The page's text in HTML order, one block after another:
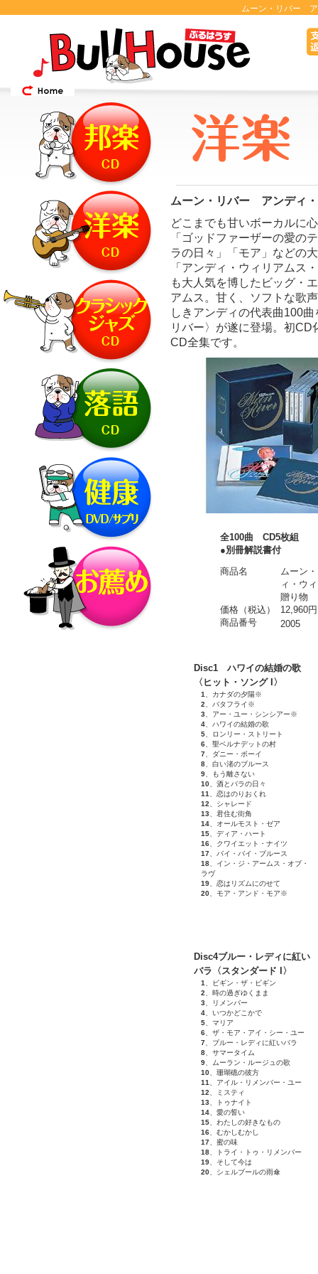
ムーン・リバー ア
ムーン・リバー アンディ
どこまでも甘いボーカルに
「ゴッドファーザーの愛の
ラの日々」「モア」などの
「アンディ・ウィリアムス
も大人気を博したビッグ・
アムス。甘く、ソフトな歌
しきアンディの代表曲100
リバー〉が遂に登場。初
CD全集です。
全100曲 CD5枚組
●別冊解説書付
商品名
ムーン
ィ・ウ
贈り物
価格（税込）
12,960円
商品番号
2005
Disc1 ハワイの結婚の歌
〈ヒット・ソング I〉
1
、カナダの夕陽※
2 、バタフライ※
3 、アー・ユー・シンシアー※
4 、ハワイの結婚の歌
5 、ロンリー・ストリート
6 、聖ベルナデットの村
7 、ダニー・ボーイ
8 、白い渚のブルース
9 、もう離さない
10 、酒とバラの日々
11
、恋はのりおくれ
12 、シャレード
13 、君住む街角
14 、オールモスト・ゼア
15 、ディア・ハート
16 、クワイエット・ナイツ
17 、バイ・バイ・ブルース
18 、イン・ジ・アームス・オブ・
ラヴ
19 、恋はリズムにのせて
20 、モア・アンド・モア※
Disc4ブルー・レディに紅い
バラ〈スタンダード I〉
1
、ビギン・ザ・ビギン
2 、時の過ぎゆくまま
3 、リメンバー
4 、いつかどこかで
5 、マリア
6 、ザ・モア・アイ・シー・ユー
7 、ブルー・レディに紅いバラ
8 、サマータイム
9 、ムーラン・ルージュの歌
10 、珊瑚礁の彼方
11
、アイル・リメンバー・ユー
12 、ミスティ
13 、トゥナイト
14 、愛の誓い
15 、わたしの好きなもの
16 、むかしむかし
17 、蜜の味
18 、トライ・トゥ・リメンバー
19 、そして今は
20 、シェルブールの雨傘